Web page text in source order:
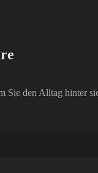
Sie den Alltag hinter